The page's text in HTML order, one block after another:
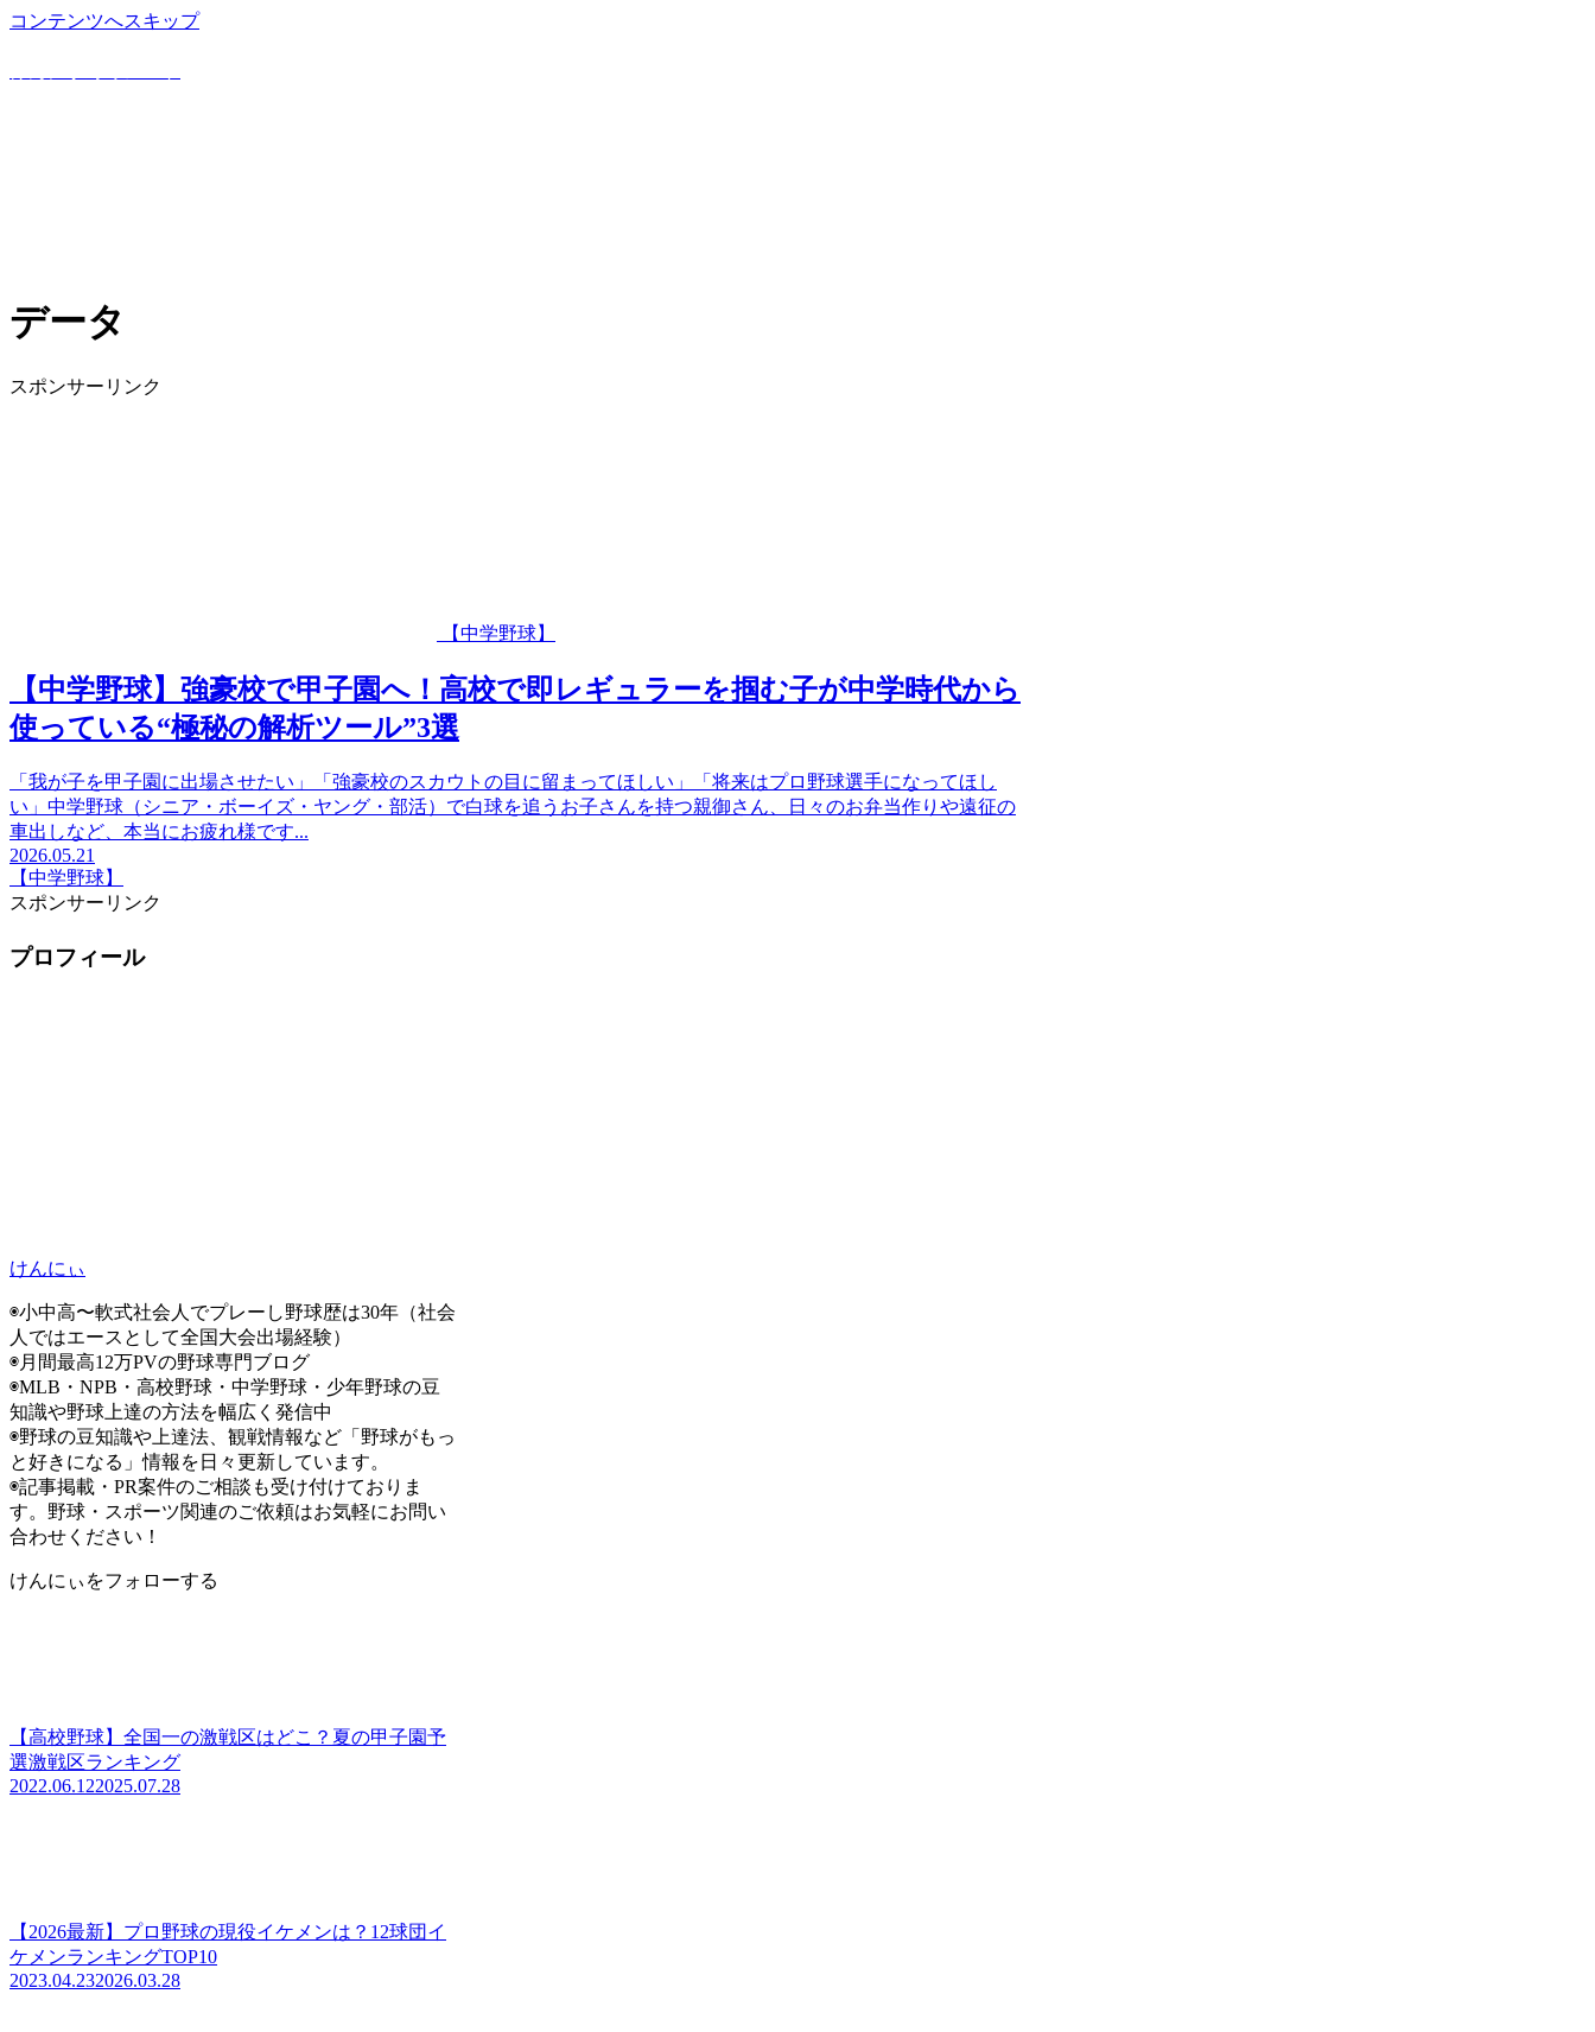
コンテンツへスキップ
データ
スポンサーリンク
【中学野球】
【中学野球】強豪校で甲子園へ！高校で即レギュラーを掴む子が中学時代から
使っている“極秘の解析ツール”3選
「我が子を甲子園に出場させたい」「強豪校のスカウトの目に留まってほしい」「将来はプロ野球選手になってほし
い」中学野球（シニア・ボーイズ・ヤング・部活）で白球を追うお子さんを持つ親御さん、日々のお弁当作りや遠征の
車出しなど、本当にお疲れ様です...
2026.05.21
【中学野球】
スポンサーリンク
プロフィール
けんにぃ
◉小中高〜軟式社会人でプレーし野球歴は30年（社会
人ではエースとして全国大会出場経験）
◉月間最高12万PVの野球専門ブログ
◉MLB・NPB・高校野球・中学野球・少年野球の豆
知識や野球上達の方法を幅広く発信中
◉野球の豆知識や上達法、観戦情報など「野球がもっ
と好きになる」情報を日々更新しています。
◉記事掲載・PR案件のご相談も受け付けておりま
す。野球・スポーツ関連のご依頼はお気軽にお問い
合わせください！
けんにぃをフォローする
【高校野球】全国一の激戦区はどこ？夏の甲子園予
選激戦区ランキング
2022.06.122025.07.28
【2026最新】プロ野球の現役イケメンは？12球団イ
ケメンランキングTOP10
2023.04.232026.03.28